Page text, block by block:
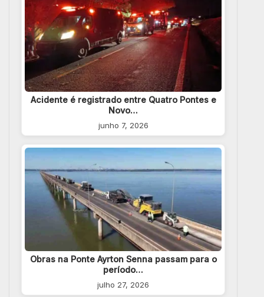
Acidente é registrado entre Quatro Pontes e
Novo…
junho 7, 2026
Obras na Ponte Ayrton Senna passam para o
período…
julho 27, 2026